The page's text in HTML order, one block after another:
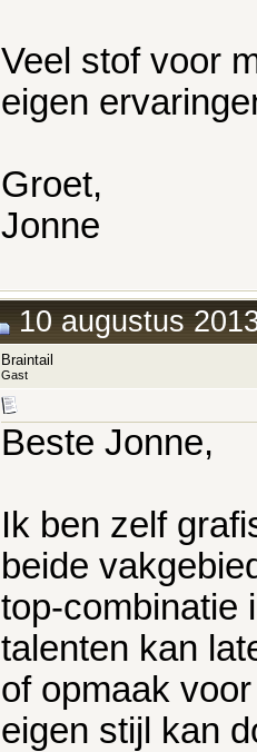
Veel stof voor
eigen
Groet,
Jonne
10 augustus
Braintail
Gast
Beste Jonne,
Ik ben zelf
beide
top-combinatie
talenten kan
of opmaak
eigen stijl kan